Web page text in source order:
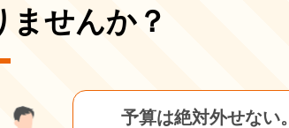
ませんか？
予算は絶対外せない。